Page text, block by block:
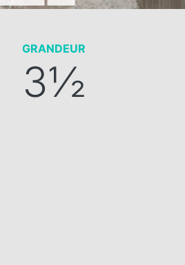
GRANDEUR
3½